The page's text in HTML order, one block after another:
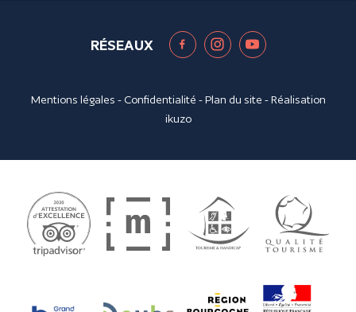
RÉSEAUX
Mentions légales - Confidentialité -Plan du site - Réalisation
ikuzo